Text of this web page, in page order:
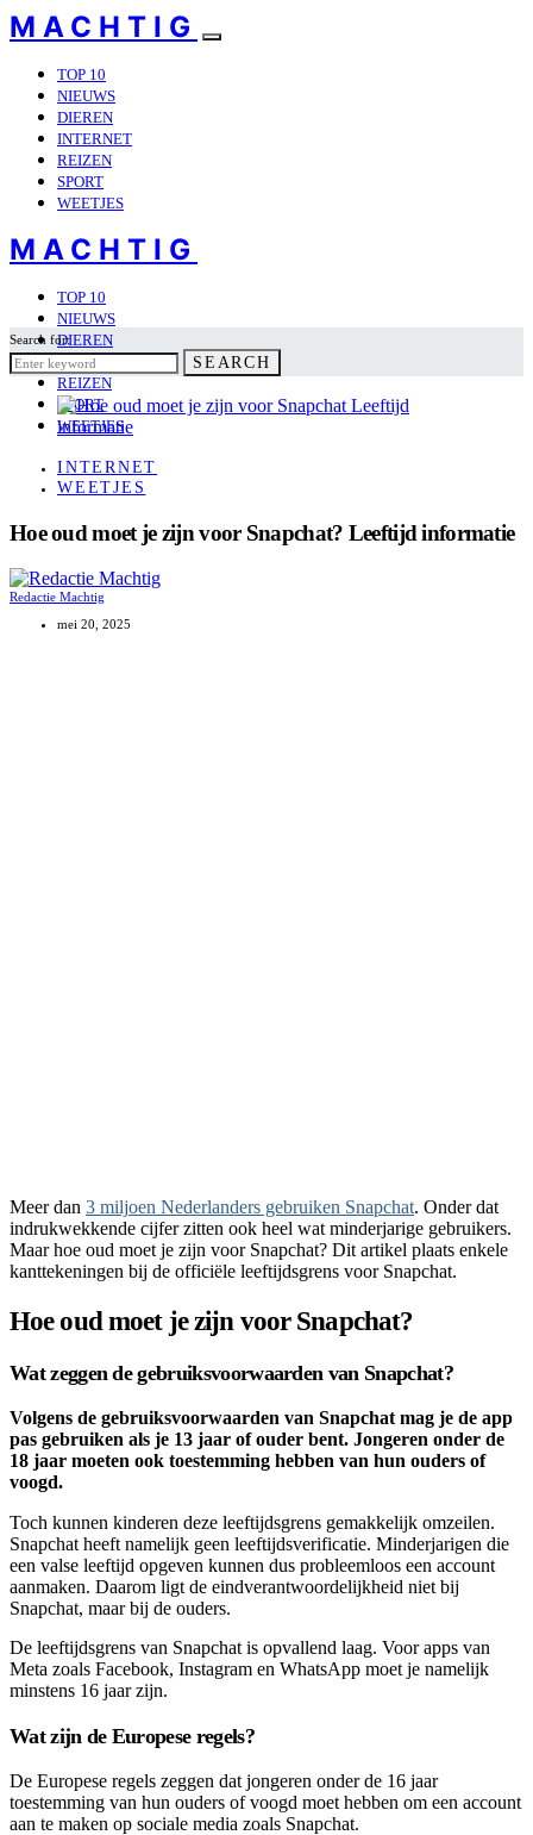
MACHTIG
TOP 10
NIEUWS
DIEREN
INTERNET
REIZEN
SPORT
WEETJES
MACHTIG
TOP 10
NIEUWS
DIEREN
INTERNET
REIZEN
SPORT
WEETJES
Search for:
SEARCH
INTERNET
WEETJES
Hoe oud moet je zijn voor Snapchat? Leeftijd informatie
Redactie Machtig
mei 20, 2025
Meer dan 3 miljoen Nederlanders gebruiken Snapchat. Onder dat
indrukwekkende cijfer zitten ook heel wat minderjarige gebruikers.
Maar hoe oud moet je zijn voor Snapchat? Dit artikel plaats enkele
kanttekeningen bij de officiële leeftijdsgrens voor Snapchat.
Hoe oud moet je zijn voor Snapchat?
Wat zeggen de gebruiksvoorwaarden van Snapchat?
Volgens de gebruiksvoorwaarden van Snapchat mag je de app
pas gebruiken als je 13 jaar of ouder bent. Jongeren onder de
18 jaar moeten ook toestemming hebben van hun ouders of
voogd.
Toch kunnen kinderen deze leeftijdsgrens gemakkelijk omzeilen.
Snapchat heeft namelijk geen leeftijdsverificatie. Minderjarigen die
een valse leeftijd opgeven kunnen dus probleemloos een account
aanmaken. Daarom ligt de eindverantwoordelijkheid niet bij
Snapchat, maar bij de ouders.
De leeftijdsgrens van Snapchat is opvallend laag. Voor apps van
Meta zoals Facebook, Instagram en WhatsApp moet je namelijk
minstens 16 jaar zijn.
Wat zijn de Europese regels?
De Europese regels zeggen dat jongeren onder de 16 jaar
toestemming van hun ouders of voogd moet hebben om een account
aan te maken op sociale media zoals Snapchat.